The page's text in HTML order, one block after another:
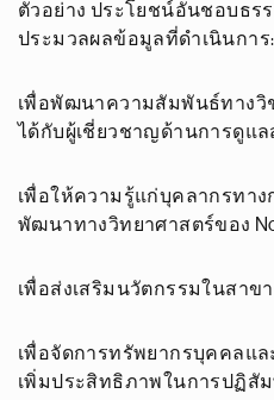
ตัวอย่าง ประโยชน์อันชอบธร
ประมวลผลข้อมูลที่ดำเนินการ:
เพื่อพัฒนาความสัมพันธ์ทางวิ
ได้กับผู้เชี่ยวชาญด้านการดูแ
เพื่อให้ความรู้แก่บุคลากรทาง
พัฒนาทางวิทยาศาสตร์ของ
เพื่อส่งเสริมนวัตกรรมในสาข
เพื่อจัดการทรัพยากรบุคคลแล
เพิ่มประสิทธิภาพในการปฏิสั